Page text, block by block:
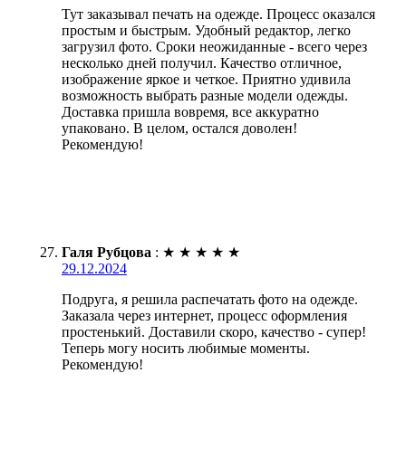
Тут заказывал печать на одежде. Процесс оказался
простым и быстрым. Удобный редактор, легко
загрузил фото. Сроки неожиданные - всего через
несколько дней получил. Качество отличное,
изображение яркое и четкое. Приятно удивила
возможность выбрать разные модели одежды.
Доставка пришла вовремя, все аккуратно
упаковано. В целом, остался доволен!
Рекомендую!
Галя Рубцова : ★ ★ ★ ★ ★
29.12.2024
Подруга, я решила распечатать фото на одежде.
Заказала через интернет, процесс оформления
простенький. Доставили скоро, качество - супер!
Теперь могу носить любимые моменты.
Рекомендую!